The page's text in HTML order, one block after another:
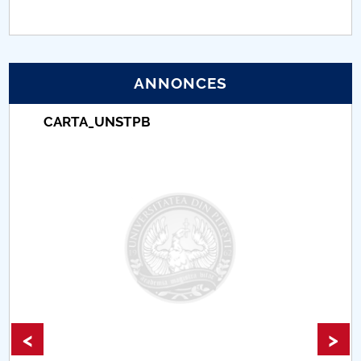
PNRR
Comisie de etica unversitară
Accesibilitate pentru studenții cu dizabilități
ANNONCES
CARTA_UNSTPB
< >